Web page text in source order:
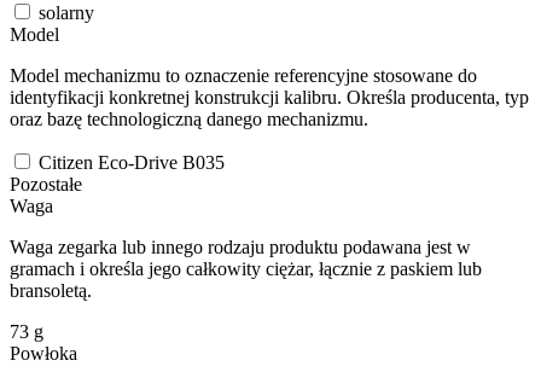
solarny
Model
Model mechanizmu to oznaczenie referencyjne stosowane do
identyfikacji konkretnej konstrukcji kalibru. Określa producenta, typ
oraz bazę technologiczną danego mechanizmu.
Citizen Eco-Drive B035
Pozostałe
Waga
Waga zegarka lub innego rodzaju produktu podawana jest w
gramach i określa jego całkowity ciężar, łącznie z paskiem lub
bransoletą.
73 g
Powłoka